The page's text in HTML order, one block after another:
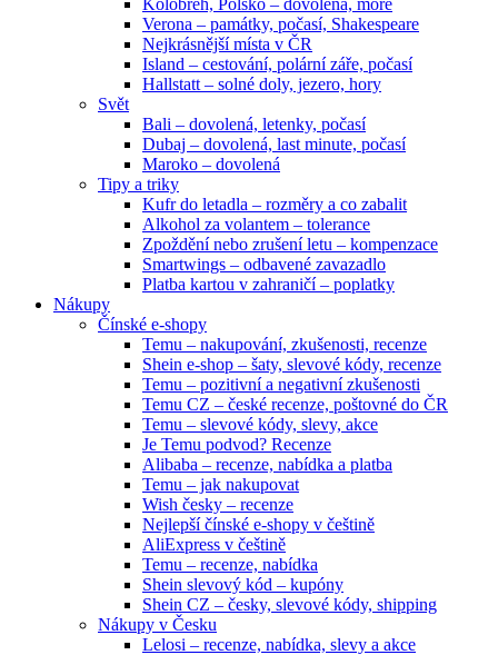
Kolobřeh, Polsko – dovolená, moře
Verona – památky, počasí, Shakespeare
Nejkrásnější místa v ČR
Island – cestování, polární záře, počasí
Hallstatt – solné doly, jezero, hory
Svět
Bali – dovolená, letenky, počasí
Dubaj – dovolená, last minute, počasí
Maroko – dovolená
Tipy a triky
Kufr do letadla – rozměry a co zabalit
Alkohol za volantem – tolerance
Zpoždění nebo zrušení letu – kompenzace
Smartwings – odbavené zavazadlo
Platba kartou v zahraničí – poplatky
Nákupy
Čínské e-shopy
Temu – nakupování, zkušenosti, recenze
Shein e-shop – šaty, slevové kódy, recenze
Temu – pozitivní a negativní zkušenosti
Temu CZ – české recenze, poštovné do ČR
Temu – slevové kódy, slevy, akce
Je Temu podvod? Recenze
Alibaba – recenze, nabídka a platba
Temu – jak nakupovat
Wish česky – recenze
Nejlepší čínské e-shopy v češtině
AliExpress v češtině
Temu – recenze, nabídka
Shein slevový kód – kupóny
Shein CZ – česky, slevové kódy, shipping
Nákupy v Česku
Lelosi – recenze, nabídka, slevy a akce